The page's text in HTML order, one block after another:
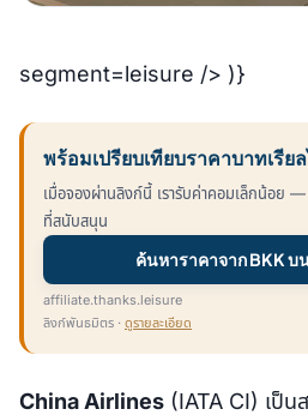
segment=leisure /> )}
พร้อมเปรียบเทียบราคาบาทเรีย
เมื่อจองผ่านลิงก์นี้ เรารับค่าคอมเล็กน้อย
ที่สนับสนุน
ค้นหาราคาจาก BKK บ
affiliate.thanks.leisure
ลิงก์พันธมิตร · ดูรายละเอียด
China Airlines (IATA CI) เป็น